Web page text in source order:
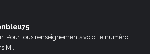
Pour tous renseignements voici le numéro
M...